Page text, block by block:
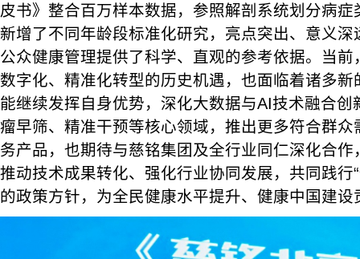
皮书》整合百万样本数据，参照解剖系统划分病
新增了不同年龄段标准化研究，亮点突出、意义
公众健康管理提供了科学、直观的参考依据。当
数字化、精准化转型的历史机遇，也面临着诸多
能继续发挥自身优势，深化大数据与AI技术融合创
瘤早筛、精准干预等核心领域，推出更多符合群
务产品，也期待与慈铭集团及全行业同仁深化合
推动技术成果转化、强化行业协同发展，共同践行
的政策方针，为全民健康水平提升、健康中国建设